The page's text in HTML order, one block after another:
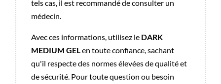
tels cas, il est recommandé de consulter un
médecin.
Avec ces informations, utilisez le DARK
MEDIUM GEL en toute confiance, sachant
qu'il respecte des normes élevées de qualité et
de sécurité. Pour toute question ou besoin